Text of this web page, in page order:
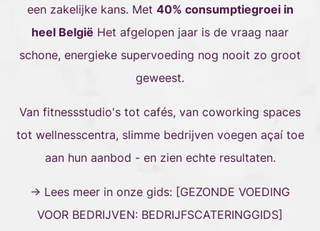
een zakelijke kans. Met 40% consumptiegroei in
heel België Het afgelopen jaar is de vraag naar
schone, energieke supervoeding nog nooit zo groot
geweest.
Van fitnessstudio's tot cafés, van coworking spaces
tot wellnesscentra, slimme bedrijven voegen açaí toe
aan hun aanbod - en zien echte resultaten.
→ Lees meer in onze gids: [GEZONDE VOEDING
VOOR BEDRIJVEN: BEDRIJFSCATERINGGIDS]